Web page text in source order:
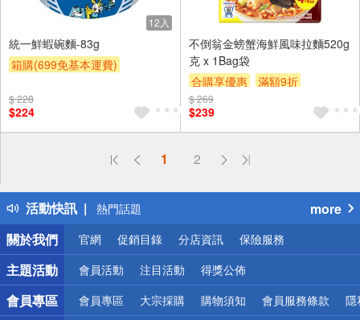
12入
統一鮮蝦碗麵-83g
箱購(699免基本運費)
滿額贈券
$ 228
$224
不倒翁金螃蟹海鮮風味拉麵520g
克 x 1Bag袋
合購享優惠
滿額9折
滿額贈券
$ 269
$239
1 2
活動快訊
偏遠地區配送
得獎公告
熱門話題
銀行優惠
偏遠地區配送
詐騙網頁！請小心！
more
關於我們
官網 促銷目錄 分店資訊 保險服務
主題活動 會員活動 注目活動 得獎公佈
會員專區 會員專區 大宗採購 購物須知 會員服務條款 隱